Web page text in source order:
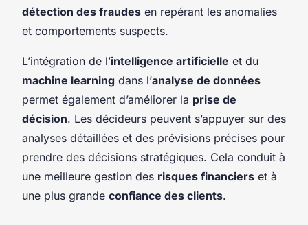
détection des fraudes en repérant les anomalies
et comportements suspects.
L’intégration de l’intelligence artificielle et du
machine learning dans l’analyse de données
permet également d’améliorer la prise de
décision. Les décideurs peuvent s’appuyer sur des
analyses détaillées et des prévisions précises pour
prendre des décisions stratégiques. Cela conduit à
une meilleure gestion des risques financiers et à
une plus grande confiance des clients.